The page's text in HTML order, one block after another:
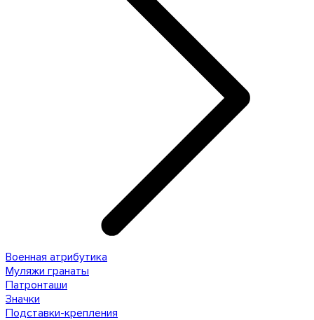
Военная атрибутика
Муляжи гранаты
Патронташи
Значки
Подставки-крепления